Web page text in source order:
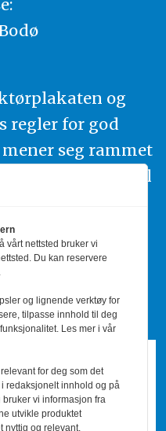
og
regler for god
seg rammet
oppfordres til
Du kan
Faglige
vårt nettsted bruker vi
Du kan reservere
og lignende verktøy for
tilpasse innhold til deg
Les mer i vår
for deg som det
redaksjonelt innhold og på
vi informasjon fra
utvikle produktet
nyttig og relevant.